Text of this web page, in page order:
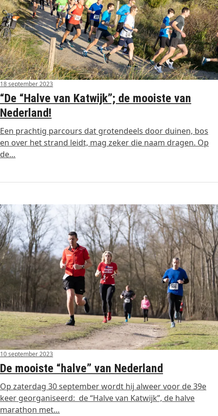
18 september 2023
“De “Halve van Katwijk”; de mooiste van
Nederland!
Een prachtig parcours dat grotendeels door duinen, bos
en over het strand leidt, mag zeker die naam dragen. Op
de…
10 september 2023
De mooiste “halve” van Nederland
Op zaterdag 30 september wordt hij alweer voor de 39e
keer georganiseerd: de “Halve van Katwijk”, de halve
marathon met…